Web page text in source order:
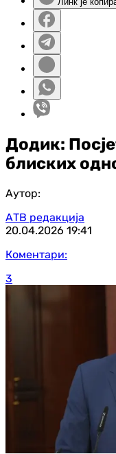
Додик:
блиских
Аутор:
АТВ редакција
20.04.2026 19:41
Коментари:
3